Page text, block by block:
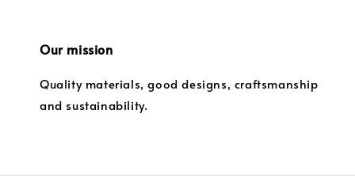
Our mission
Quality materials, good designs, craftsmanship
and sustainability.